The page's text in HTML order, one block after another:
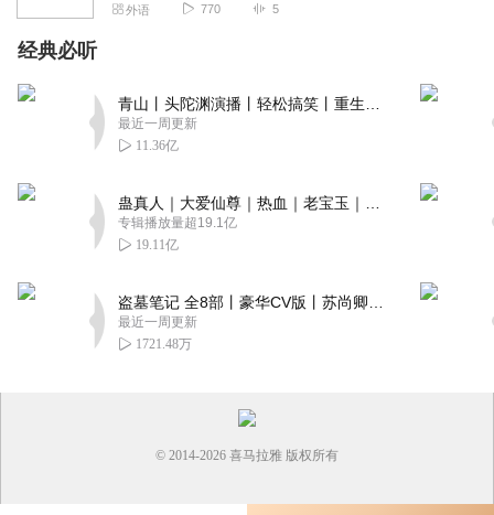
外语 770 5
经典必听
最近一周更新
11.36亿
专辑播放量超19.1亿
19.11亿
最近一周更新
1721.48万
© 2014-2026 喜马拉雅 版权所有